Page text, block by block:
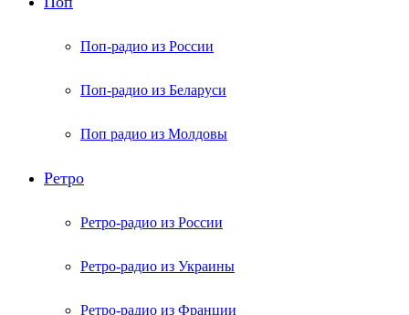
Поп-радио из России
Поп-радио из Беларуси
Поп радио из Молдовы
Ретро
Ретро-радио из России
Ретро-радио из Украины
Ретро-радио из Франции